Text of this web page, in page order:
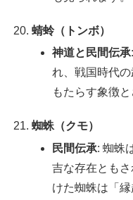
蜻蛉（トンボ）
神道と民間伝承
れ、戦国時代
もたらす象徴と
蜘蛛（クモ）
民間伝承: 蜘蛛
吉な存在とも
けた蜘蛛は「